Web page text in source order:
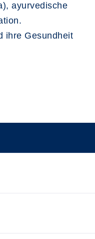
ayurvedische
ihre Gesundheit